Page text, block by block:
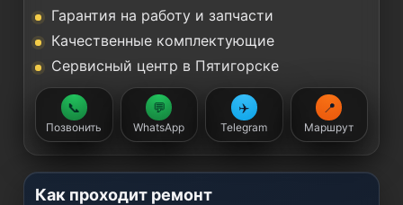
Гарантия на работу и запчасти
Качественные комплектующие
Сервисный центр в Пятигорске
📞
Позвонить
💬
WhatsApp
✈️
Telegram
📍
Маршрут
Как проходит ремонт